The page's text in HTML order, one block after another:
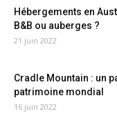
Hébergements en
B&B ou auberges ?
21 juin 2022
Cradle Mountain : un
patrimoine mondial
16 juin 2022